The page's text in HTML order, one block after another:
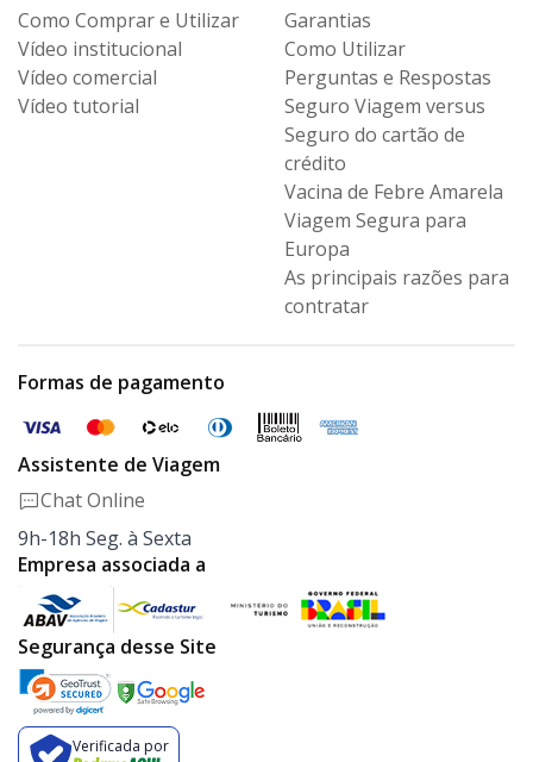
Como Comprar e Utilizar
Vídeo institucional
Vídeo comercial
Vídeo tutorial
Garantias
Como Utilizar
Perguntas e Respostas
Seguro Viagem versus
Seguro do cartão de
crédito
Vacina de Febre Amarela
Viagem Segura para
Europa
As principais razões para
contratar
Formas de pagamento
Assistente de Viagem
Chat Online
9h-18h Seg. à Sexta
Empresa associada a
Segurança desse Site
Verificada por